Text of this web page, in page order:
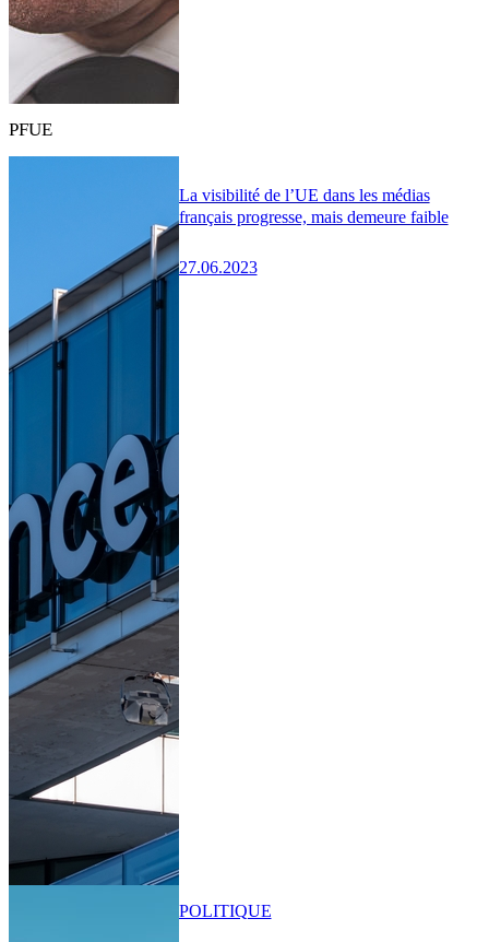
PFUE
La visibilité de l’UE dans les médias
français progresse, mais demeure faible
27.06.2023
POLITIQUE